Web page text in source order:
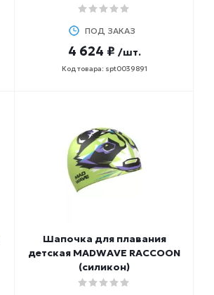
ПОД ЗАКАЗ
4 624 ₽ /шт.
Код товара: spt0039891
Шапочка для плавания
детская MADWAVE RACCOON
(силикон)